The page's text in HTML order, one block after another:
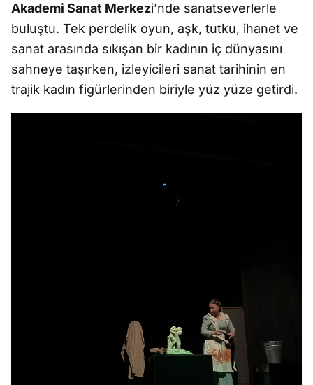
Akademi Sanat Merkezi’nde sanatseverlerle
buluştu. Tek perdelik oyun, aşk, tutku, ihanet ve
sanat arasında sıkışan bir kadının iç dünyasını
sahneye taşırken, izleyicileri sanat tarihinin en
trajik kadın figürlerinden biriyle yüz yüze getirdi.